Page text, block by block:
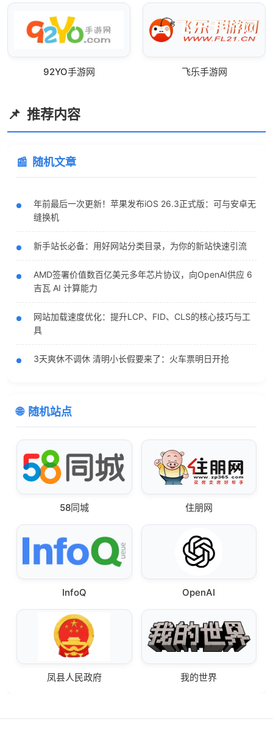
92YO手游网 飞乐手游网
推荐内容
随机文章
年前最后一次更新！苹果发布iOS 26.3正式版：可与安卓无
缝换机
新手站长必备：用好网站分类目录，为你的新站快速引流
AMD签署价值数百亿美元多年芯片协议，向OpenAI供应 6
吉瓦 AI 计算能力
网站加载速度优化：提升LCP、FID、CLS的核心技巧与工
具
3天爽休不调休 清明小长假要来了：火车票明日开抢
随机站点
58同城 住朋网
InfoQ OpenAI
凤县人民政府 我的世界